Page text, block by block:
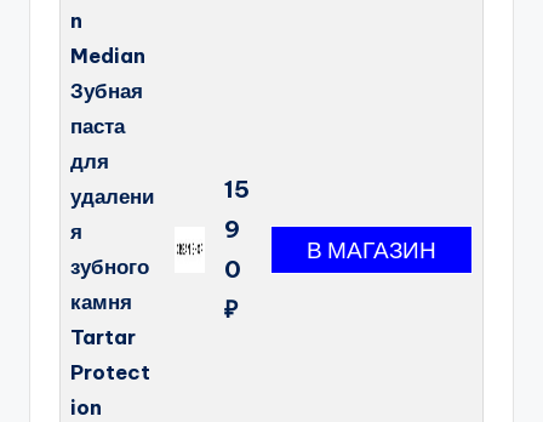
n
Median
Зубная
паста
для
удалени
я
зубного
камня
Tartar
Protect
ion
15
9
0
₽